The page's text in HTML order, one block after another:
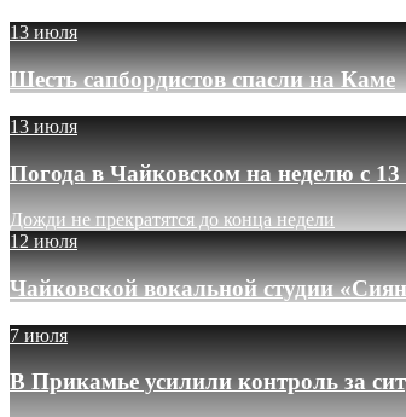
13 июля
Шесть сапбордистов спасли на Каме
13 июля
Погода в Чайковском на неделю с
Дожди не прекратятся до конца недели
12 июля
Чайковской вокальной студии
7 июля
В Прикамье усилили контроль за